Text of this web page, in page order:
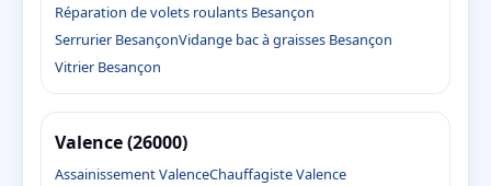
Réparation de volets roulants Besançon
Serrurier BesançonVidange bac à graisses Besançon
Vitrier Besançon
Valence (26000)
Assainissement ValenceChauffagiste Valence